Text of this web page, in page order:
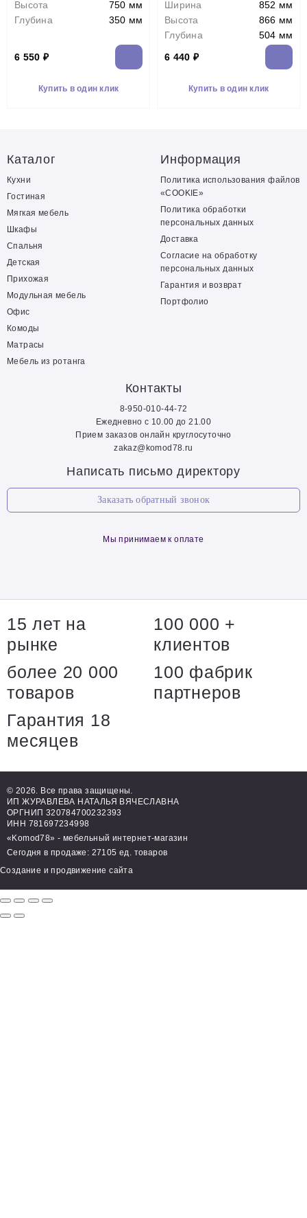
Высота
750 мм
Глубина
350 мм
6 550 ₽
Купить в один клик
Ширина
852 мм
Высота
866 мм
Глубина
504 мм
6 440 ₽
Купить в один клик
Каталог
Кухни
Гостиная
Мягкая мебель
Шкафы
Спальня
Детская
Прихожая
Модульная мебель
Офис
Комоды
Матрасы
Мебель из ротанга
Информация
Политика использования файлов
«COOKIE»
Политика обработки
персональных данных
Доставка
Согласие на обработку
персональных данных
Гарантия и возврат
Портфолио
Контакты
8-950-010-44-72
Ежедневно с 10.00 до 21.00
Прием заказов онлайн круглосуточно
zakaz@komod78.ru
Написать письмо директору
Заказать обратный звонок
Мы принимаем к оплате
15 лет на
рынке
100 000 +
клиентов
более 20 000
товаров
100 фабрик
партнеров
Гарантия 18
месяцев
© 2026. Все права защищены.
ИП ЖУРАВЛЕВА НАТАЛЬЯ ВЯЧЕСЛАВНА
ОРГНИП 320784700232393
ИНН 781697234998
«Komod78» - мебельный интернет-магазин
Сегодня в продаже: 27105 ед. товаров
Создание и продвижение сайта